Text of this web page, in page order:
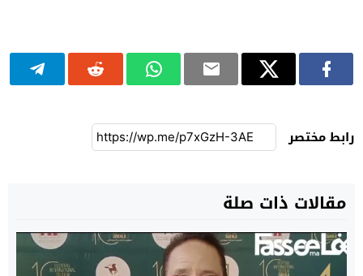
رابط مختصر
مقالات ذات صلة